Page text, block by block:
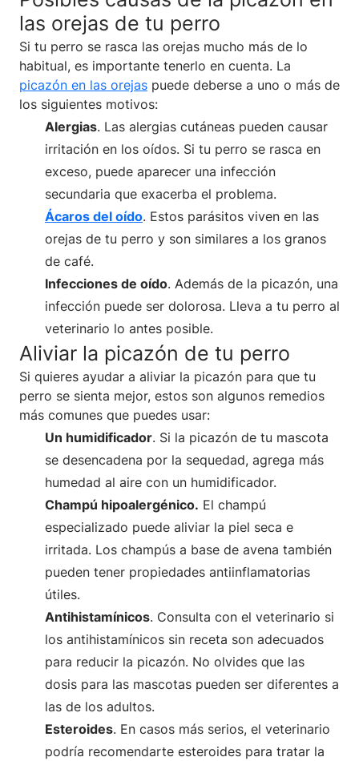
las orejas de tu perro
Si tu perro se rasca las orejas mucho más de lo
habitual, es importante tenerlo en cuenta. La
picazón en las orejas puede deberse a uno o más de
los siguientes motivos:
Alergias. Las alergias cutáneas pueden causar
irritación en los oídos. Si tu perro se rasca en
exceso, puede aparecer una infección
secundaria que exacerba el problema.
Ácaros del oído. Estos parásitos viven en las
orejas de tu perro y son similares a los granos
de café.
Infecciones de oído. Además de la picazón, una
infección puede ser dolorosa. Lleva a tu perro al
veterinario lo antes posible.
Aliviar la picazón de tu perro
Si quieres ayudar a aliviar la picazón para que tu
perro se sienta mejor, estos son algunos remedios
más comunes que puedes usar:
Un humidificador. Si la picazón de tu mascota
se desencadena por la sequedad, agrega más
humedad al aire con un humidificador.
Champú hipoalergénico. El champú
especializado puede aliviar la piel seca e
irritada. Los champús a base de avena también
pueden tener propiedades antiinflamatorias
útiles.
Antihistamínicos. Consulta con el veterinario si
los antihistamínicos sin receta son adecuados
para reducir la picazón. No olvides que las
dosis para las mascotas pueden ser diferentes a
las de los adultos.
Esteroides. En casos más serios, el veterinario
podría recomendarte esteroides para tratar la